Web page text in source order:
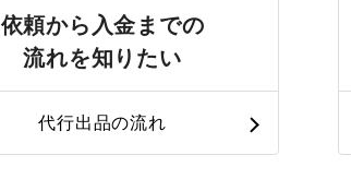
依頼から入金までの
流れを知りたい
代行出品の流れ